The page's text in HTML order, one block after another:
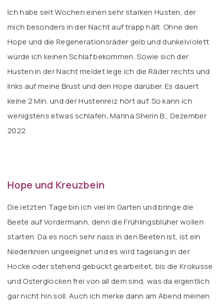
Ich habe seit Wochen einen sehr starken Husten, der
mich besonders in der Nacht auf trapp hält. Ohne den
Hope und die Regenerationsräder gelb und dunkelviolett
würde ich keinen Schlaf bekommen. Sowie sich der
Husten in der Nacht meldet lege ich die Räder rechts und
links auf meine Brust und den Hope darüber. Es dauert
keine 2 Min. und der Hustenreiz hört auf. So kann ich
wenigstens etwas schlafen.Marina Sherin B., Dezember
2022
Hope und Kreuzbein
Die letzten Tage bin ich viel im Garten und bringe die
Beete auf Vordermann, denn die Frühlingsblüher wollen
starten. Da es noch sehr nass in den Beeten ist, ist ein
Niederknien ungeeignet und es wird tagelang in der
Hocke oder stehend gebückt gearbeitet, bis die Krokusse
und Osterglocken frei von all dem sind, was da eigentlich
gar nicht hin soll. Auch ich merke dann am Abend meinen